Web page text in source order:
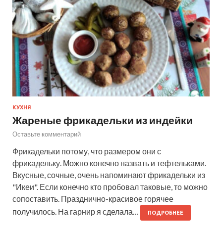
КУХНЯ
Жареные фрикадельки из индейки
Оставьте комментарий
Фрикадельки потому, что размером они с
фрикадельку. Можно конечно назвать и тефтельками.
Вкусные, сочные, очень напоминают фрикадельки из
"Икеи". Если конечно кто пробовал таковые, то можно
сопоставить. Празднично-красивое горячее
получилось. На гарнир я сделала…
ПОДРОБНЕЕ